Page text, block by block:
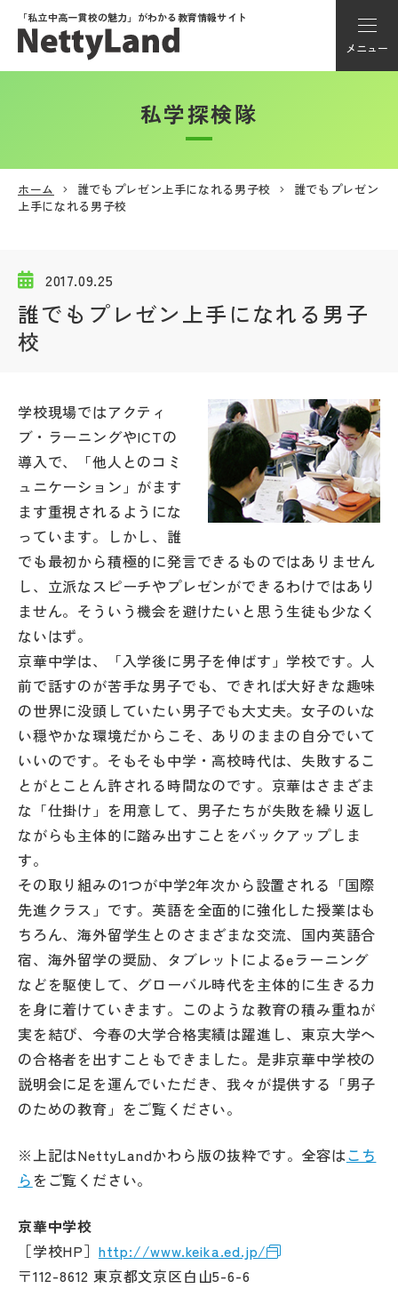
「私立中高一貫校の魅力」がわかる教育情報サイト
メニュー
アカウント登録
メニュー
学校動画
帰国生受験情報
説明会・イベント情報
よみもの
学校からのお知らせ
学校HP最新情報
特集
NettyLandかわら版
その他
お問い合わせ
個人情報保護方針
サイトマップ
運営会社
私学探検隊
ホーム 誰でもプレゼン上手になれる男子校
誰でもプレゼン
上手になれる男子校
2017.09.25
誰でもプレゼン上手になれる男子
校
学校現場ではアクティ
ブ・ラーニングやICTの
導入で、「他人とのコミ
ュニケーション」がます
ます重視されるようにな
っています。しかし、誰
でも最初から積極的に発言できるものではありません
し、立派なスピーチやプレゼンができるわけではあり
ません。そういう機会を避けたいと思う生徒も少なく
ないはず。
京華中学は、「入学後に男子を伸ばす」学校です。人
前で話すのが苦手な男子でも、できれば大好きな趣味
の世界に没頭していたい男子でも大丈夫。女子のいな
い穏やかな環境だからこそ、ありのままの自分でいて
いいのです。そもそも中学・高校時代は、失敗するこ
とがとことん許される時間なのです。京華はさまざま
な「仕掛け」を用意して、男子たちが失敗を繰り返し
ながらも主体的に踏み出すことをバックアップしま
す。
その取り組みの1つが中学2年次から設置される「国際
先進クラス」です。英語を全面的に強化した授業はも
ちろん、海外留学生とのさまざまな交流、国内英語合
宿、海外留学の奨励、タブレットによるeラーニング
などを駆使して、グローバル時代を主体的に生きる力
を身に着けていきます。このような教育の積み重ねが
実を結び、今春の大学合格実績は躍進し、東京大学へ
の合格者を出すこともできました。是非京華中学校の
説明会に足を運んでいただき、我々が提供する「男子
のための教育」をご覧ください。
※上記はNettyLandかわら版の抜粋です。全容はこち
ら をご覧ください。
京華中学校
［学校HP］ http://www.keika.ed.jp/
〒112-8612 東京都文京区白山5-6-6